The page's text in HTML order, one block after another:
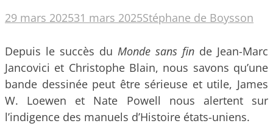
29 mars 202531 mars 2025Stéphane de Boysson
Depuis le succès du Monde sans fin de Jean-Marc
Jancovici et Christophe Blain, nous savons qu’une
bande dessinée peut être sérieuse et utile, James
W. Loewen et Nate Powell nous alertent sur
l’indigence des manuels d’Histoire états-uniens.